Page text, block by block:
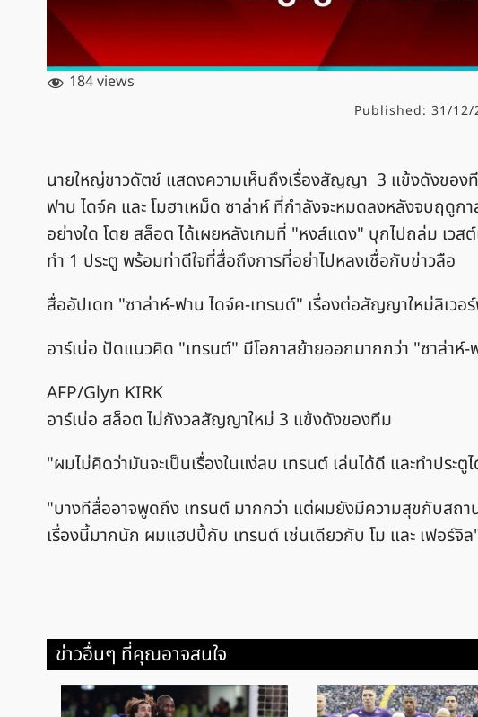
184 views
Published: 31/12/
นายใหญ่ชาวดัตช์ แสดงความเห็นถึงเรื่องสัญญา 3 แข้งดังของที
ฟาน ไดจ์ค และ โมฮาเหม็ด ซาล่าห์ ที่กำลังจะหมดลงหลังจบฤดู
อย่างใด โดย สล็อต ได้เผยหลังเกมที่ "หงส์แดง" บุกไปถล่ม เว
ทำ 1 ประตู พร้อมท่าดีใจที่สื่อถึงการที่อย่าไปหลงเชื่อกับข่าวลือ
สื่ออัปเดท "ซาล่าห์-ฟาน ไดจ์ค-เทรนต์" เรื่องต่อสัญญาใหม่ลิเวอ
อาร์เน่อ ปัดแนวคิด "เทรนต์" มีโอกาสย้ายออกมากกว่า "ซาล่าห์-
AFP/Glyn KIRK
อาร์เน่อ สล็อต ไม่กังวลสัญญาใหม่ 3 แข้งดังของทีม
"ผมไม่คิดว่ามันจะเป็นเรื่องในแง่ลบ เทรนต์ เล่นได้ดี และทำประ
"บางทีสื่ออาจพูดถึง เทรนต์ มากกว่า แต่ผมยังมีความสุขกับส
เรื่องนี้มากนัก ผมแฮปปี้กับ เทรนต์ เช่นเดียวกับ โม และ เฟอร์จิ
ข่าวอื่นๆ ที่คุณอาจสนใจ